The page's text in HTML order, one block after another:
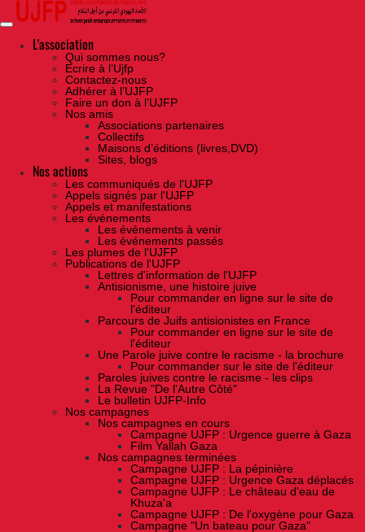
Skip
the
contentL'association
Qui sommes nous?
Ecrire à l’Ujfp
Contactez-nous
Adhérer à l’UJFP
Faire un don à l’UJFP
Nos amis
Associations partenaires
Collectifs
Maisons d’éditions (livres,DVD)
Sites, blogs
Nos actions
Les communiqués de l'UJFP
Appels signés par l'UJFP
Appels et manifestations
Les événements
Les événements à venir
Les événements passés
Les plumes de l'UJFP
Publications de l'UJFP
Lettres d'information de l'UJFP
Antisionisme, une histoire juive
Pour commander en ligne sur le site de
l'éditeur
Parcours de Juifs antisionistes en France
Pour commander en ligne sur le site de
l'éditeur
Une Parole juive contre le racisme - la brochure
Pour commander sur le site de l'éditeur
Paroles juives contre le racisme - les clips
La Revue "De l'Autre Côté"
Le bulletin UJFP-Info
Nos campagnes
Nos campagnes en cours
Campagne UJFP : Urgence guerre à Gaza
Film Yallah Gaza
Nos campagnes terminées
Campagne UJFP : La pépinière
Campagne UJFP : Urgence Gaza déplacés
Campagne UJFP : Le château d'eau de
Khuza'a
Campagne UJFP : De l'oxygène pour Gaza
Campagne "Un bateau pour Gaza"